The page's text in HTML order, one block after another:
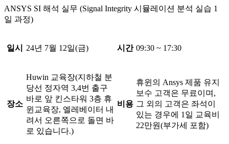
ANSYS SI 해석 실무 (Signal Integrity 시뮬레이션 분석 실습 1
일 과정)
일시 24년 7월 12일(금) 시간 09:30 ~ 17:30
장소
Huwin 교육장(지하철 분
당선 정자역 3,4번 출구
바로 앞 킨스타워 3층 휴
윈교육장, 엘레베이터 내
려서 오른쪽으로 돌면 바
로 있습니다.)
비용
휴윈의 Ansys 제품 유지
보수 고객은 무료이며,
그 외의 고객은 좌석이
있는 경우에 1일 교육비
22만원(부가세 포함)